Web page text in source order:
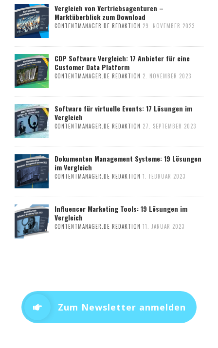
Vergleich von Vertriebsagenturen –
Marktüberblick zum Download
CONTENTMANAGER.DE REDAKTION 29. NOVEMBER 2023
CDP Software Vergleich: 17 Anbieter für eine
Customer Data Platform
CONTENTMANAGER.DE REDAKTION 2. NOVEMBER 2023
Software für virtuelle Events: 17 Lösungen im
Vergleich
CONTENTMANAGER.DE REDAKTION 27. SEPTEMBER 2023
Dokumenten Management Systeme: 19 Lösungen
im Vergleich
CONTENTMANAGER.DE REDAKTION 1. FEBRUAR 2023
Influencer Marketing Tools: 19 Lösungen im
Vergleich
CONTENTMANAGER.DE REDAKTION 11. JANUAR 2023
Zum Newsletter anmelden